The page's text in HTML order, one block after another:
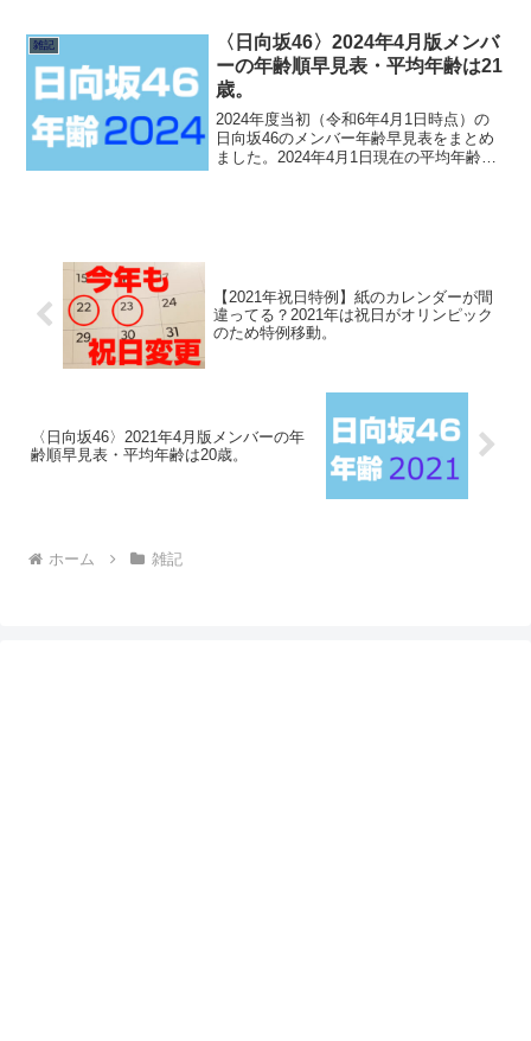
少々平均年齢が下がっています。年齢1期
2...
雑記
〈日向坂46〉2024年4月版メンバ
ーの年齢順早見表・平均年齢は21
歳。
2024年度当初（令和6年4月1日時点）の
日向坂46のメンバー年齢早見表をまとめ
ました。2024年4月1日現在の平均年齢は
【2021年祝日特例】紙のカレンダーが間
違ってる？2021年は祝日がオリンピック
のため特例移動。
〈日向坂46〉2021年4月版メンバーの年
齢順早見表・平均年齢は20歳。
ホーム 雑記